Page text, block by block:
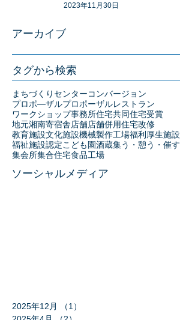
2023年11月30日
アーカイブ
タグから検索
まちづくりセンターコンバージョン
プロポ―ザルプロポーザルレストラン
ワークショップ事務所住宅共同住宅受賞
地元湘南寄宿舎店舗店舗併用住宅改修
教育施設文化施設機械製作工場福利厚生施設
福祉施設認定こども園酒蔵集う・憩う・催す
集会所集合住宅食品工場
ソーシャルメディア
2025年12月 （1）